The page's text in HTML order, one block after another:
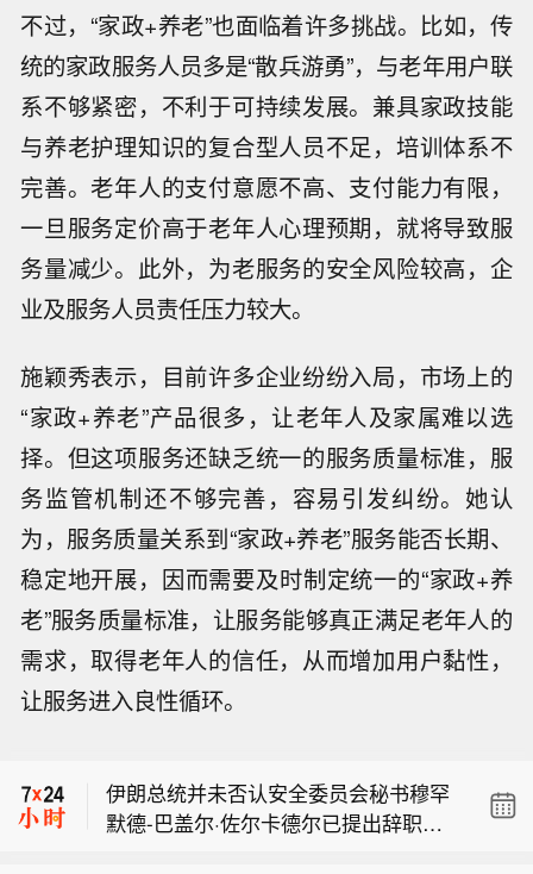
不过，“家政+养老”也面临着许多挑战。比如，传
统的家政服务人员多是“散兵游勇”，与老年用户联
系不够紧密，不利于可持续发展。兼具家政技能
与养老护理知识的复合型人员不足，培训体系不
完善。老年人的支付意愿不高、支付能力有限，
一旦服务定价高于老年人心理预期，就将导致服
务量减少。此外，为老服务的安全风险较高，企
业及服务人员责任压力较大。
施颖秀表示，目前许多企业纷纷入局，市场上的
“家政+养老”产品很多，让老年人及家属难以选
择。但这项服务还缺乏统一的服务质量标准，服
务监管机制还不够完善，容易引发纠纷。她认
为，服务质量关系到“家政+养老”服务能否长期、
稳定地开展，因而需要及时制定统一的“家政+养
老”服务质量标准，让服务能够真正满足老年人的
需求，取得老年人的信任，从而增加用户黏性，
让服务进入良性循环。
泰国国际航空：受台风“白海豚”影响，
多架航班取消。
伊朗总统并未否认安全委员会秘书穆罕
默德-巴盖尔·佐尔卡德尔已提出辞职的